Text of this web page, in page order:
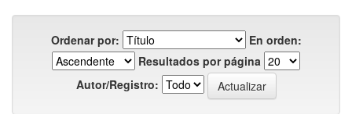
Ordenar por:
En orden:
Resultados por página
Autor/Registro: